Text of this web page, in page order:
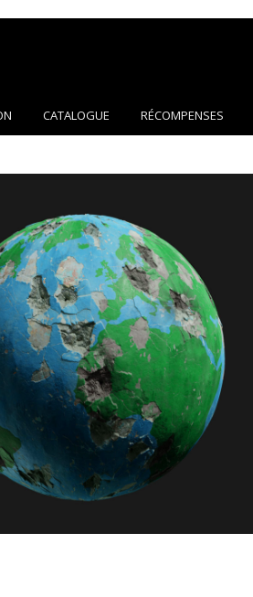
CATALOGUE RÉCOMPENSES